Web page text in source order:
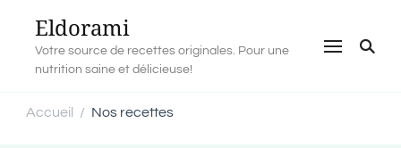
Eldorami
Votre source de recettes originales. Pour une
nutrition saine et délicieuse!
Accueil / Nos recettes